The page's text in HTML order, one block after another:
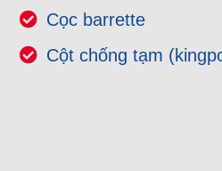
Cọc barrette
Cột chống tạm